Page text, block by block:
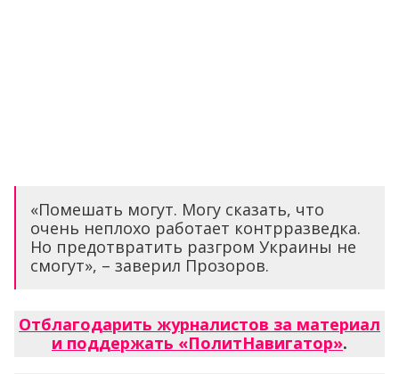
«Помешать могут. Могу сказать, что
очень неплохо работает контрразведка.
Но предотвратить разгром Украины не
смогут», – заверил Прозоров.
Отблагодарить журналистов за материал
и поддержать «ПолитНавигатор».